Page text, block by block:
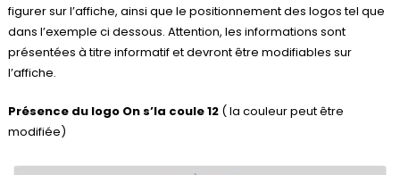
figurer sur l’affiche, ainsi que le positionnement des logos tel que
dans l’exemple ci dessous. Attention, les informations sont
présentées à titre informatif et devront être modifiables sur
l’affiche.
Présence du logo On s’la coule 12( la couleur peut être
modifiée)